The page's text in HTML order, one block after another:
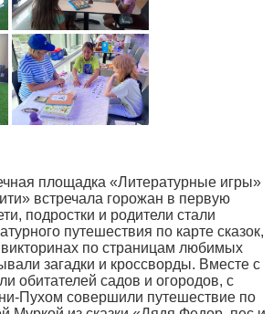
площадка «Литературные игры»
встречала горожан в первую
подростки и родители стали
путешествия по карте сказок,
по страницам любимых
загадки и кроссворды. Вместе с
обитателей садов и огородов, с
Пухом совершили путешествие по